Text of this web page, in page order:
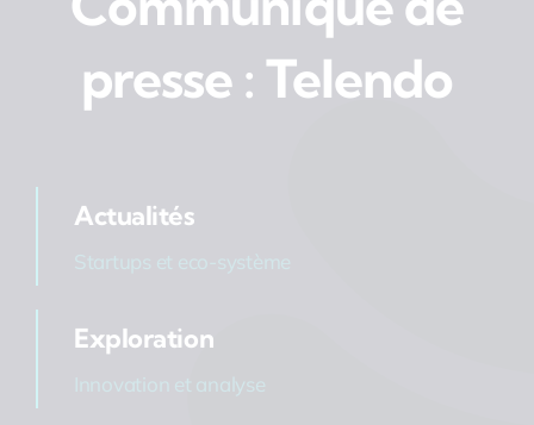
presse : Telendo
Actualités
Exploration